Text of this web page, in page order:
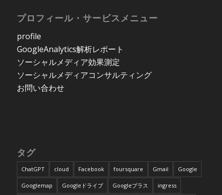
プロフィール・サービスメニュー
profile
GoogleAnalytics解析レポート
ソーシャルメディア効果測定
ソーシャルメディアコンサルティング
お問い合わせ
タグ
ChatGPT cloud Facebook foursquare Gmail Google
Googlemap Googleドライブ Googleプラス ingress